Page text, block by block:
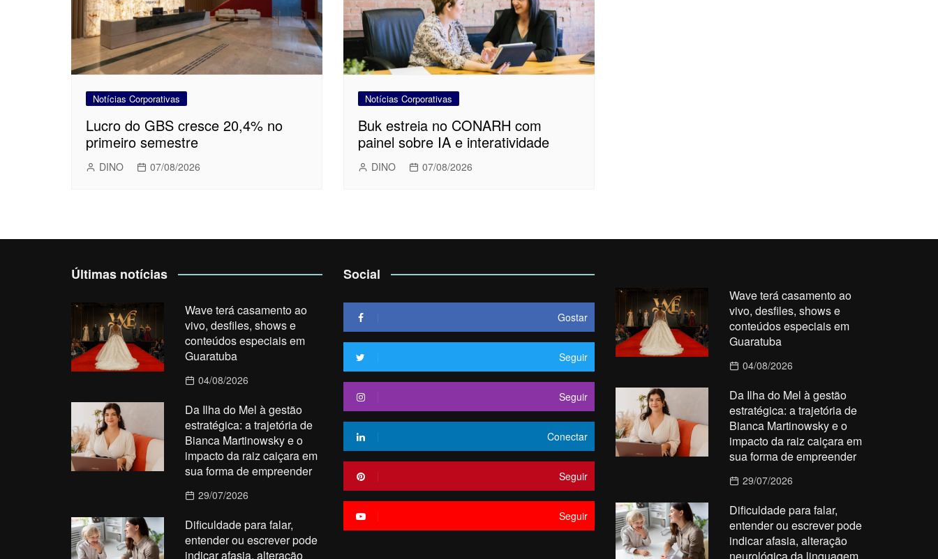
Notícias Corporativas
Lucro do GBS cresce 20,4% no
primeiro semestre
DINO 07/08/2026
Notícias Corporativas
Buk estreia no CONARH com
painel sobre IA e interatividade
DINO 07/08/2026
Últimas notícias
Wave terá casamento ao
vivo, desfiles, shows e
conteúdos especiais em
Guaratuba
04/08/2026
Da Ilha do Mel à gestão
estratégica: a trajetória de
Bianca Martinowsky e o
impacto da raiz caiçara em
sua forma de empreender
29/07/2026
Dificuldade para falar,
entender ou escrever pode
indicar afasia, alteração
Social
Gostar
Seguir
Seguir
Conectar
Seguir
Seguir
Wave terá casamento ao
vivo, desfiles, shows e
conteúdos especiais em
Guaratuba
04/08/2026
Da Ilha do Mel à gestão
estratégica: a trajetória de
Bianca Martinowsky e o
impacto da raiz caiçara em
sua forma de empreender
29/07/2026
Dificuldade para falar,
entender ou escrever pode
indicar afasia, alteração
neurológica da linguagem